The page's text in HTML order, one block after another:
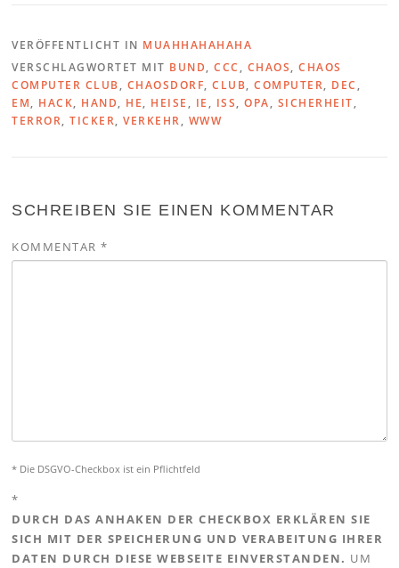
VERÖFFENTLICHT IN MUAHHAHAHAHA
VERSCHLAGWORTET MIT BUND,CCC , CHAOS,CHAOS
COMPUTER CLUB, CHAOSDORF,CLUB,COMPUTER, DEC ,
EM, HACK, HAND, HE, HEISE , IE , ISS,OPA, SICHERHEIT,
TERROR,TICKER,VERKEHR, WWW
SCHREIBEN SIE EINEN KOMMENTAR
KOMMENTAR*
* Die DSGVO-Checkbox ist ein Pflichtfeld
*
DURCH DAS ANHAKEN DER CHECKBOX ERKLÄREN SIE
SICH MIT DER SPEICHERUNG UND VERABEITUNG IHRER
DATEN DURCH DIESE WEBSEITE EINVERSTANDEN. UM